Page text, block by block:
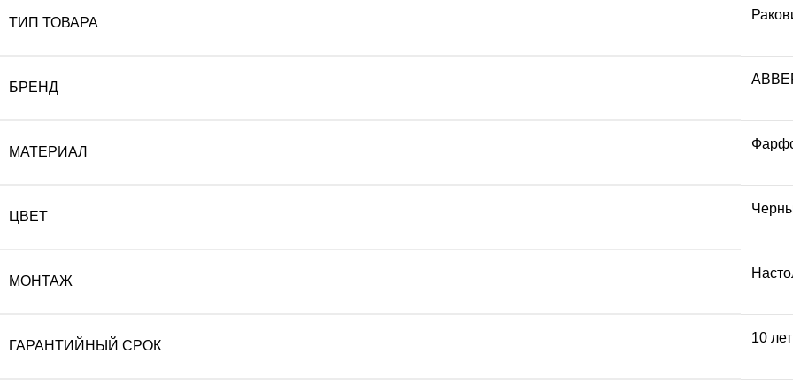
ТИП ТОВАРА
БРЕНД
МАТЕРИАЛ
ЦВЕТ
МОНТАЖ
ГАРАНТИЙНЫЙ СРОК
10 лет